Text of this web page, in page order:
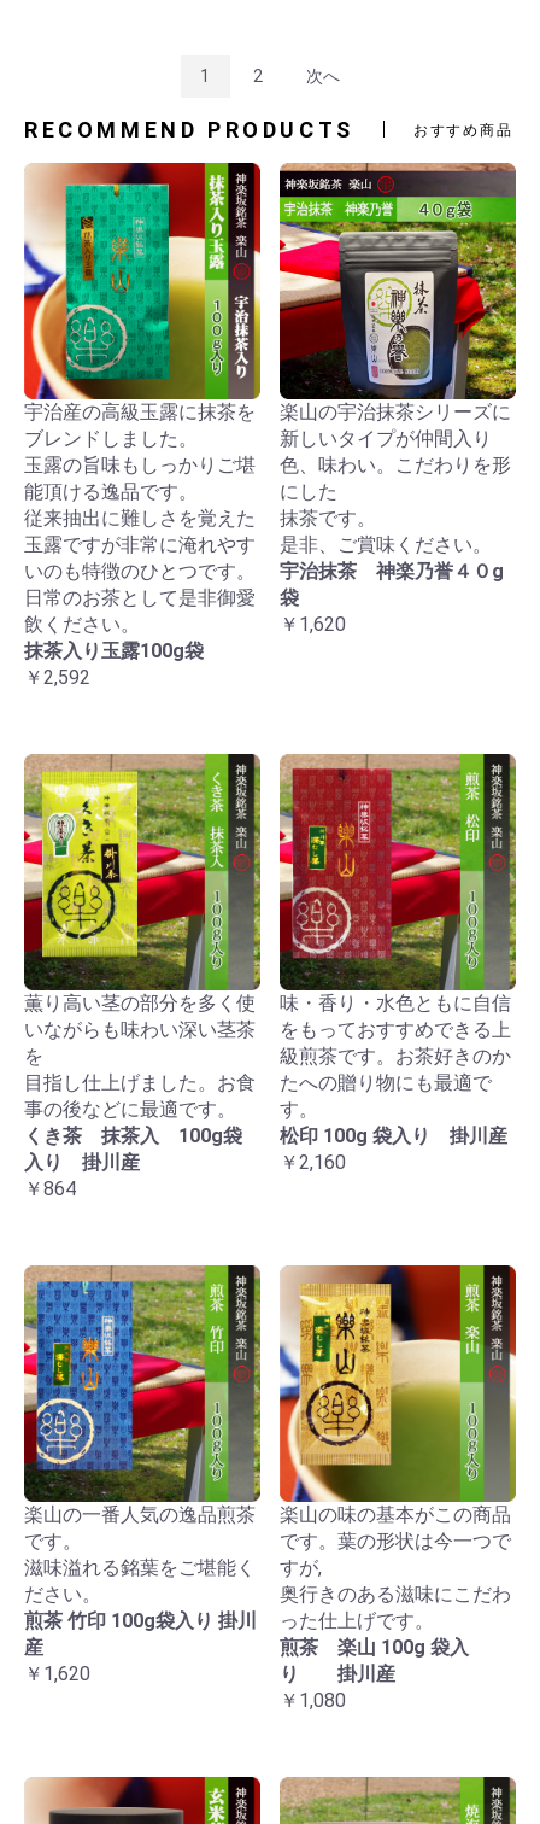
1 2 次へ
RECOMMEND PRODUCTS おすすめ商品
宇治産の高級玉露に抹茶を
ブレンドしました。
玉露の旨味もしっかりご堪
能頂ける逸品です。
従来抽出に難しさを覚えた
玉露ですが非常に淹れやす
いのも特徴のひとつです。
日常のお茶として是非御愛
飲ください。
抹茶入り玉露100g袋
￥2,592
楽山の宇治抹茶シリーズに
新しいタイプが仲間入り
色、味わい。こだわりを形
にした
抹茶です。
是非、ご賞味ください。
宇治抹茶 神楽乃誉４０g
袋
￥1,620
薫り高い茎の部分を多く使
いながらも味わい深い茎茶
を
目指し仕上げました。お食
事の後などに最適です。
くき茶 抹茶入 100g袋
入り 掛川産
￥864
味・香り・水色ともに自信
をもっておすすめできる上
級煎茶です。お茶好きのか
たへの贈り物にも最適で
す。
松印 100g 袋入り 掛川産
￥2,160
楽山の一番人気の逸品煎茶
です。
滋味溢れる銘葉をご堪能く
ださい。
煎茶 竹印 100g袋入り 掛川
産
￥1,620
楽山の味の基本がこの商品
です。葉の形状は今一つで
すが,
奥行きのある滋味にこだわ
った仕上げです。
煎茶 楽山 100g 袋入
り 掛川産
￥1,080